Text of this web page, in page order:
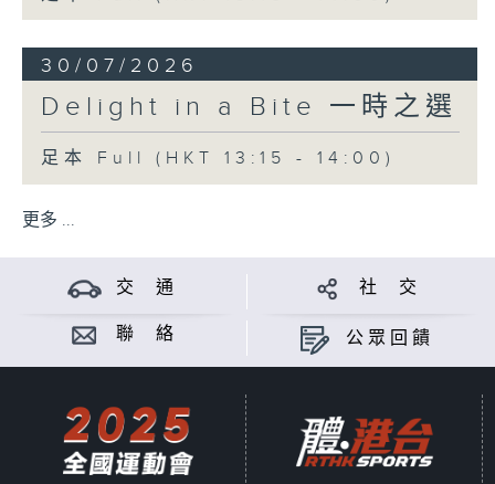
30/07/2026
Delight in a Bite 一時之選
足本 Full (HKT 13:15 - 14:00)
更多 ...
交 通 社 交
聯 絡 公眾回饋